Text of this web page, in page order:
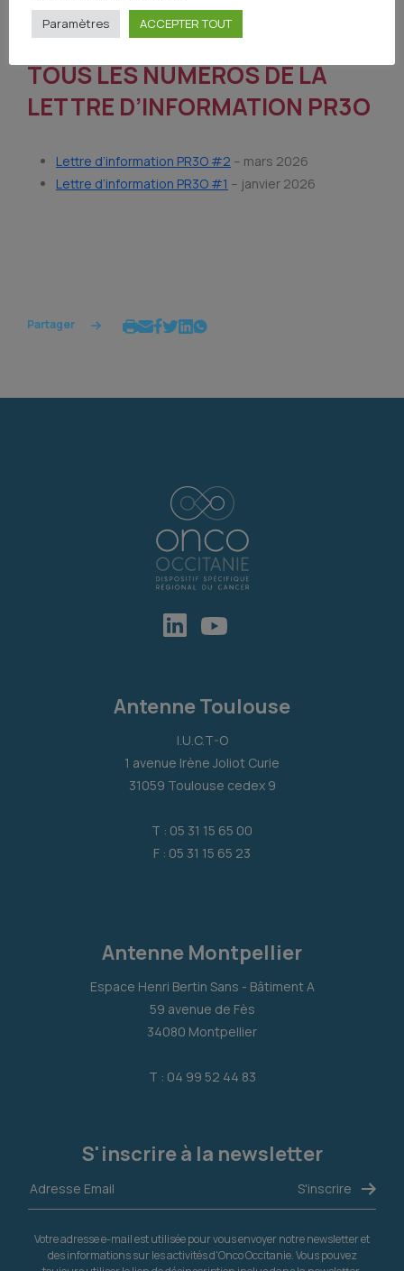
TOUS LES NUMÉROS DE LA
LETTRE D’INFORMATION PR3O
Lettre d’information PR3O #2 – mars 2026
Lettre d’information PR3O #1 – janvier 2026
Partager
Antenne Toulouse
I.U.C.T-O
1 avenue Irène Joliot Curie
31059 Toulouse cedex 9
T : 05 31 15 65 00
F : 05 31 15 65 23
Antenne Montpellier
Espace Henri Bertin Sans - Bâtiment A
59 avenue de Fès
34080 Montpellier
T : 04 99 52 44 83
S'inscrire à la newsletter
Votre adresse e-mail est utilisée pour vous envoyer notre newsletter et
des informations sur les activités d'Onco Occitanie. Vous pouvez
Paramètres ACCEPTER TOUT